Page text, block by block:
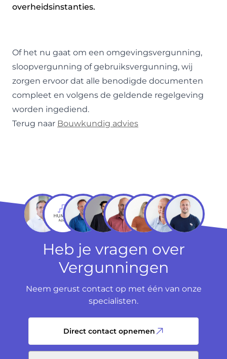
overheidsinstanties.
Of het nu gaat om een omgevingsvergunning,
sloopvergunning of gebruiksvergunning, wij
zorgen ervoor dat alle benodigde documenten
compleet en volgens de geldende regelgeving
worden ingediend.
Terug naar Bouwkundig advies
Heb je vragen over
Vergunningen
Neem gerust contact op met één van onze
specialisten.
Direct contact opnemen